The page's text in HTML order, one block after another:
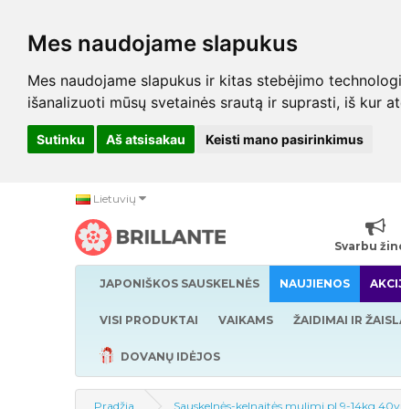
Mes naudojame slapukus
Mes naudojame slapukus ir kitas stebėjimo
išanalizuoti mūsų svetainės srautą ir suprasti, iš kur
Sutinku Aš atsisakau Keisti mano pasirinkimus
Lietuvių
Svarbu
JAPONIŠKOS SAUSKELNĖS NAUJIENOS
VISI PRODUKTAI VAIKAMS ŽAIDIMAI IR
DOVANŲ IDĖJOS
Pradžia Sauskelnės-kelnaitės mulimi pl 9-14kg